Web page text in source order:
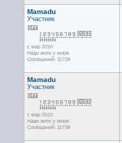
Mamadu
Участник
с мар 2010
Надо жить у моря
Сообщений: 11738
Mamadu
Участник
с мар 2010
Надо жить у моря
Сообщений: 11738